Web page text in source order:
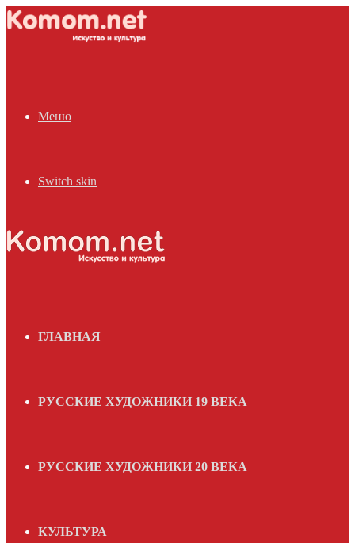
Меню
Switch skin
ГЛАВНАЯ
РУССКИЕ ХУДОЖНИКИ 19 ВЕКА
РУССКИЕ ХУДОЖНИКИ 20 ВЕКА
КУЛЬТУРА